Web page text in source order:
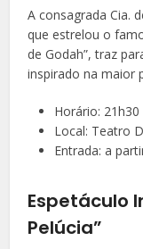
A consagrada Cia.
que estrelou o
de Godah”, traz
inspirado na maior
Horário: 21h30
Local: Teatro
Entrada: a
Espetáculo
Pelúcia”